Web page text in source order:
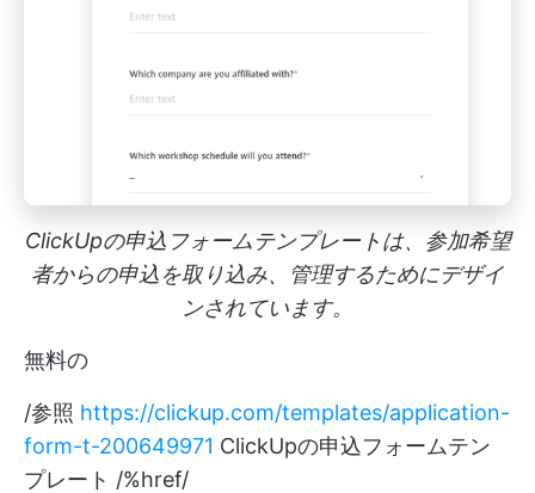
ClickUpの申込フォームテンプレートは、参加希望
者からの申込を取り込み、管理するためにデザイ
ンされています。
無料の
/参照 https://clickup.com/templates/application-
form-t-200649971 ClickUpの申込フォームテン
プレート /%href/